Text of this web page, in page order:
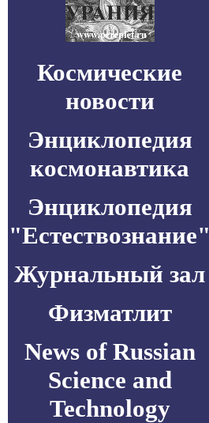
Космические
новости
Энциклопедия
космонавтика
Энциклопедия
"Естествознание"
Журнальный зал
Физматлит
News of Russian
Science and
Technology